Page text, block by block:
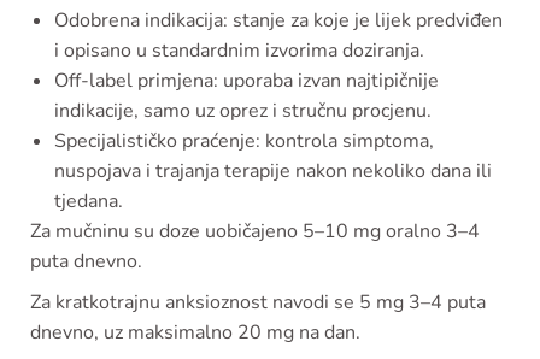
Odobrena indikacija: stanje za koje je lijek predviđen
i opisano u standardnim izvorima doziranja.
Off-label primjena: uporaba izvan najtipičnije
indikacije, samo uz oprez i stručnu procjenu.
Specijalističko praćenje: kontrola simptoma,
nuspojava i trajanja terapije nakon nekoliko dana ili
tjedana.
Za mučninu su doze uobičajeno 5–10 mg oralno 3–4
puta dnevno.
Za kratkotrajnu anksioznost navodi se 5 mg 3–4 puta
dnevno, uz maksimalno 20 mg na dan.